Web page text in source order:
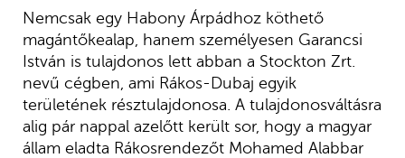
Nemcsak egy Habony Árpádhoz köthető
magántőkealap, hanem személyesen Garancsi
István is tulajdonos lett abban a Stockton Zrt.
nevű cégben, ami Rákos-Dubaj egyik
területének résztulajdonosa. A tulajdonosváltásra
alig pár nappal azelőtt került sor, hogy a magyar
állam eladta Rákosrendezőt Mohamed Alabbar